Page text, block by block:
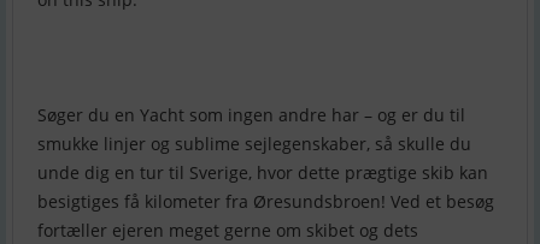
Søger du en Yacht som ingen andre har – og er du til
smukke linjer og sublime sejlegenskaber, så skulle du
unde dig en tur til Sverige, hvor dette prægtige skib kan
besigtiges få kilometer fra Øresundsbroen! Ved et besøg
fortæller ejeren meget gerne om skibet og dets